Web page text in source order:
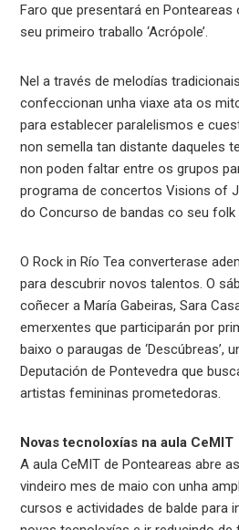
Faro que presentará en
seu primeiro traballo ‘Acrópole’.
Nel a través de melodías
confeccionan unha viaxe ata os
para establecer paralelismos e
non semella tan distante daqueles
non poden faltar entre os grupos
programa de concertos Visions of
do Concurso de bandas co seu folk
O Rock in Río Tea converterase
para descubrir novos talentos. O
coñecer a María Gabeiras, Sara
emerxentes que participarán por
baixo o paraugas de ‘Descúbreas’,
Deputación de Pontevedra que
artistas femininas prometedoras.
Novas tecnoloxías na aula CeMIT
A aula CeMIT de Ponteareas abre
vindeiro mes de maio con unha
cursos e actividades de balde para